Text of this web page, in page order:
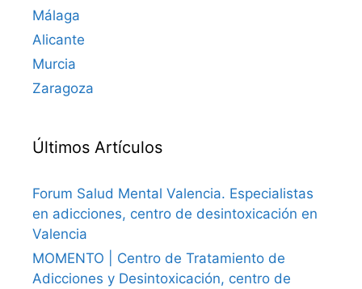
Málaga
Alicante
Murcia
Zaragoza
Últimos Artículos
Forum Salud Mental Valencia. Especialistas
en adicciones, centro de desintoxicación en
Valencia
MOMENTO | Centro de Tratamiento de
Adicciones y Desintoxicación, centro de